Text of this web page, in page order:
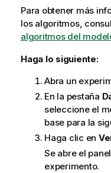
Para obtener más
los algoritmos,
algoritmos del
Haga lo siguiente:
Abra un
En la pestaña
seleccione el
base para la
Haga clic en
Se abre el
experimento.